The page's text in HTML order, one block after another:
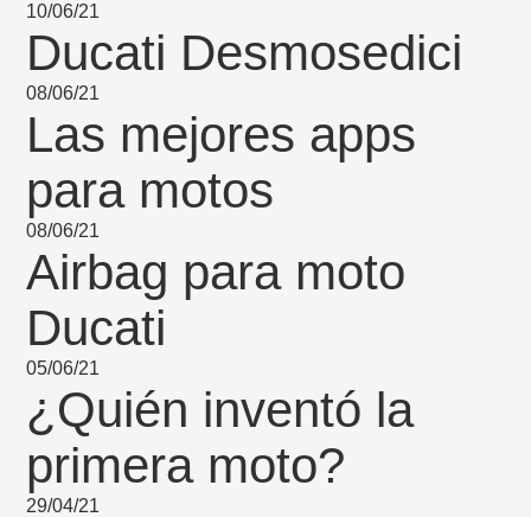
10/06/21
Ducati Desmosedici
08/06/21
Las mejores apps
para motos
08/06/21
Airbag para moto
Ducati
05/06/21
¿Quién inventó la
primera moto?
29/04/21